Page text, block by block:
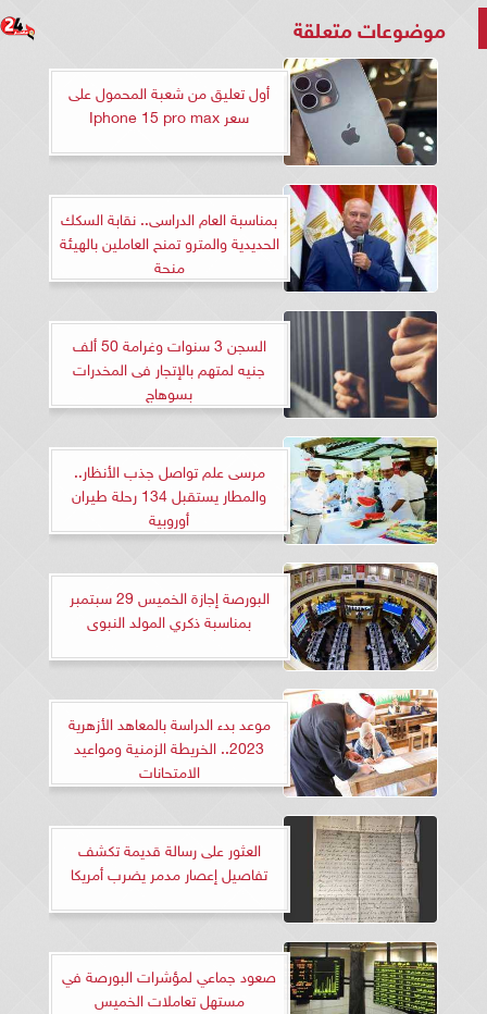
موضوعات متعلقة
أول تعليق من شعبة المحمول على
سعر Iphone 15 pro max
بمناسبة العام الدراسى.. نقابة السكك
الحديدية والمترو تمنح العاملين بالهيئة
منحة
السجن 3 سنوات وغرامة 50 ألف
جنيه لمتهم بالإتجار فى المخدرات
بسوهاج
مرسى علم تواصل جذب الأنظار..
والمطار يستقبل 134 رحلة طيران
أوروبية
البورصة إجازة الخميس 29 سبتمبر
بمناسبة ذكري المولد النبوى
موعد بدء الدراسة بالمعاهد الأزهرية
2023.. الخريطة الزمنية ومواعيد
الامتحانات
العثور على رسالة قديمة تكشف
تفاصيل إعصار مدمر يضرب أمريكا
صعود جماعي لمؤشرات البورصة في
مستهل تعاملات الخميس